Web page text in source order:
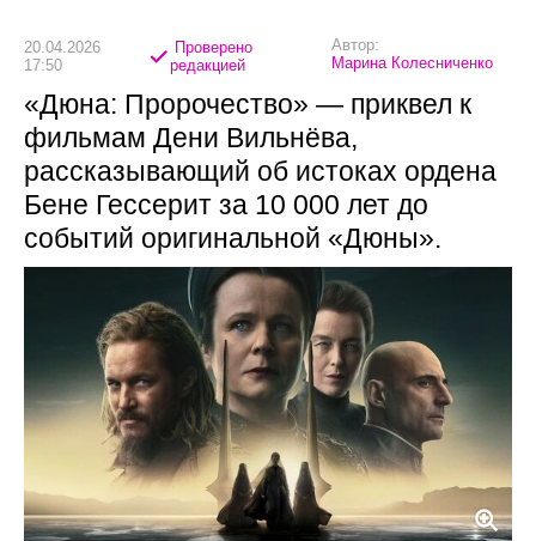
20.04.2026
17:50
Проверено
редакцией
Автор:
Марина Колесниченко
«Дюна: Пророчество» — приквел к
фильмам Дени Вильнёва,
рассказывающий об истоках ордена
Бене Гессерит за 10 000 лет до
событий оригинальной «Дюны».